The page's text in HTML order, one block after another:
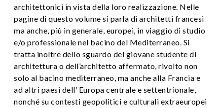
architettonici in vista della loro realizzazione. Nelle
pagine di questo volume si parla di architetti francesi
ma anche, più in generale, europei, in viaggio di studio
e/o professionale nel bacino del Mediterraneo. Si
tratta inoltre dello sguardo del giovane studente di
architettura o dell’architetto affermato, rivolto non
solo al bacino mediterraneo, ma anche alla Francia e
ad altri paesi dell’ Europa centrale e settentrionale,
nonché su contesti geopolitici e culturali extraeuropei